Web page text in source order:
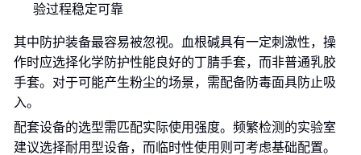
验过程稳定可靠
其中防护装备最容易被忽视。血根碱具有一定刺激性，操
作时应选择化学防护性能良好的丁腈手套，而非普通乳胶
手套。对于可能产生粉尘的场景，需配备防毒面具防止吸
入。
配套设备的选型需匹配实际使用强度。频繁检测的实验室
建议选择耐用型设备，而临时性使用则可考虑基础配置。